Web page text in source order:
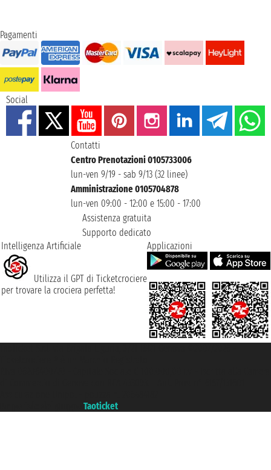
Pagamenti
Social
Contatti
Centro Prenotazioni 0105733006
lun-ven 9/19 - sab 9/13 (32 linee)
Amministrazione 0105704878
lun-ven 09:00 - 12:00 e 15:00 - 17:00
Assistenza gratuita
Supporto dedicato
Intelligenza Artificiale
Utilizza il GPT di Ticketcrociere
per trovare la crociera perfetta!
Applicazioni
Taoticket